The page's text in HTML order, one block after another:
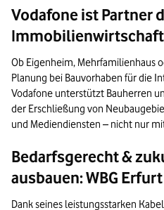
Vodafone ist Partner
Immobilienwirtschaft
Ob Eigenheim, Mehrfamilienhaus
Planung bei Bauvorhaben für die
Vodafone unterstützt Bauherren
der Erschließung von
und Mediendiensten – nicht nur
Bedarfsgerecht &
ausbauen: WBG Erfurt
Dank seines leistungsstarken